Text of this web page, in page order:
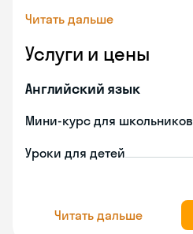
Читать дальше
Услуги и цены
Английский язык
Мини-курс для школьников
Уроки для детей
Читать дальше